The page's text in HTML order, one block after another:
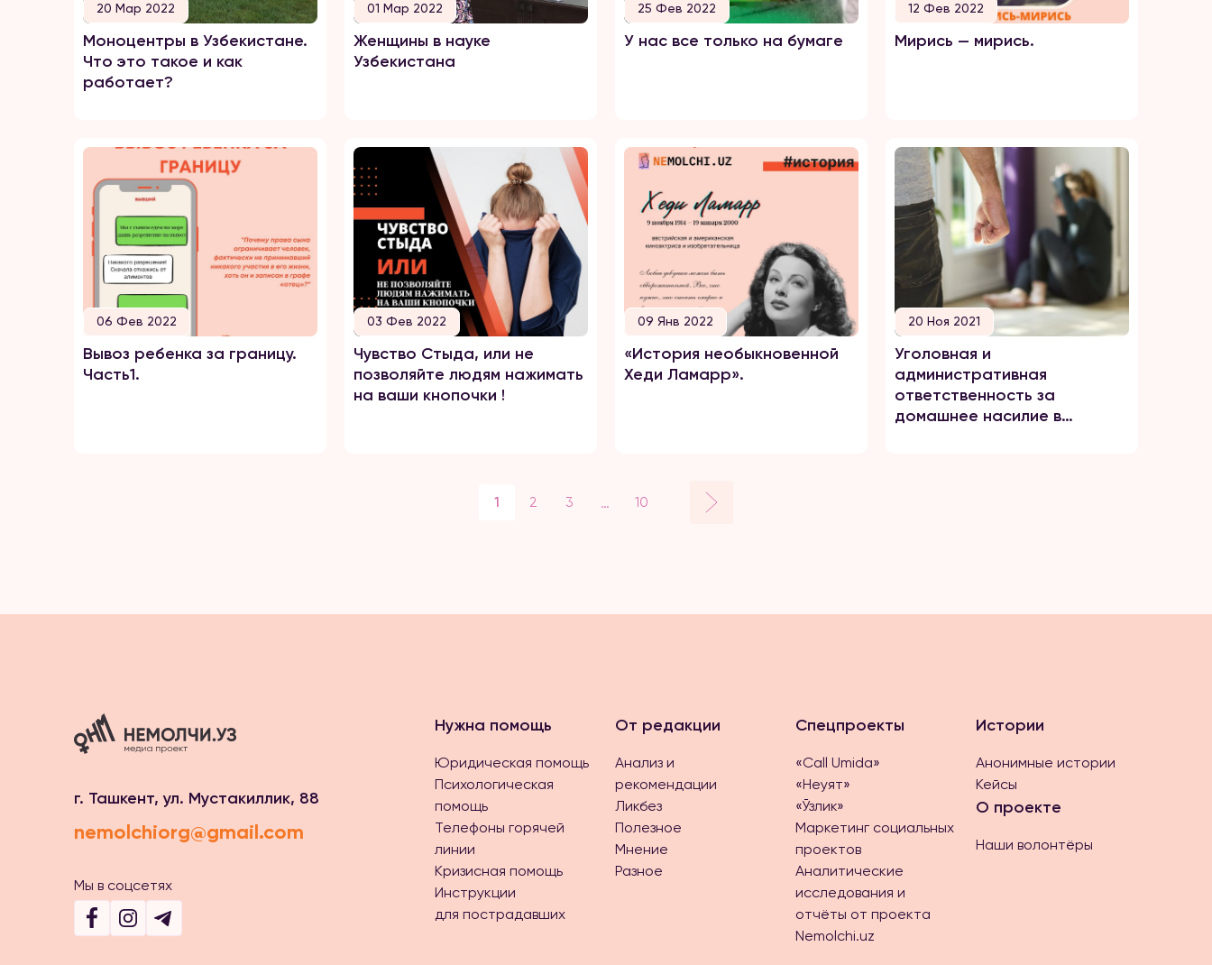
20 Мар 2022
Моноцентры в Узбекистане.
Что это такое и как
работает?
01 Мар 2022
Женщины в науке
Узбекистана
25 Фев 2022
У нас все только на бумаге
12 Фев 2022
Мирись — мирись.
06 Фев 2022
Вывоз ребенка за границу.
Часть1.
03 Фев 2022
Чувство Стыда, или не
позволяйте людям нажимать
на ваши кнопочки !
09 Янв 2022
«История необыкновенной
Хеди Ламарр».
20 Ноя 2021
Уголовная и
административная
ответственность за
домашнее насилие в
1 2 3 … 10
г. Ташкент, ул. Мустакиллик, 88
nemolchiorg@gmail.com
Мы в соцсетях
Нужна помощь
Юридическая помощь
Психологическая
помощь
Телефоны горячей
линии
Кризисная помощь
Инструкции
для пострадавших
От редакции
Анализ и
рекомендации
Ликбез
Полезное
Мнение
Разное
Спецпроекты
«Call Umida»
«Неуят»
«Ўзлик»
Маркетинг социальных
проектов
Аналитические
исследования и
отчёты от проекта
Nemolchi.uz
Истории
Анонимные истории
Кейсы
О проекте
Наши волонтёры